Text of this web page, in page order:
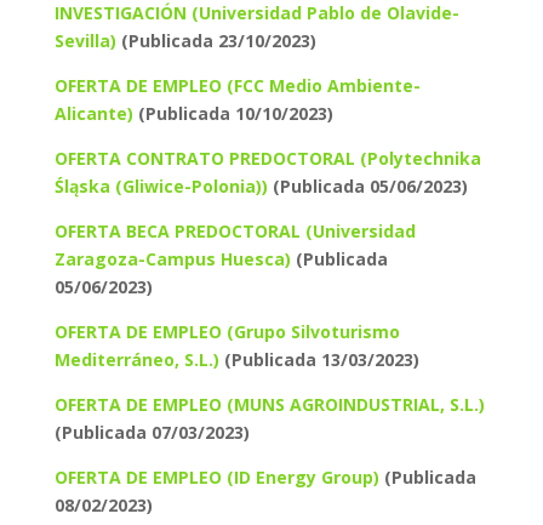
INVESTIGACIÓN (Universidad Pablo de Olavide-
Sevilla) (Publicada 23/10/2023)
OFERTA DE EMPLEO (FCC Medio Ambiente-
Alicante) (Publicada 10/10/2023)
OFERTA CONTRATO PREDOCTORAL (Polytechnika
Śląska (Gliwice-Polonia)) (Publicada 05/06/2023)
OFERTA BECA PREDOCTORAL (Universidad
Zaragoza-Campus Huesca) (Publicada
05/06/2023)
OFERTA DE EMPLEO (Grupo Silvoturismo
Mediterráneo, S.L.) (Publicada 13/03/2023)
OFERTA DE EMPLEO (MUNS AGROINDUSTRIAL, S.L.)
(Publicada 07/03/2023)
OFERTA DE EMPLEO (ID Energy Group) (Publicada
08/02/2023)